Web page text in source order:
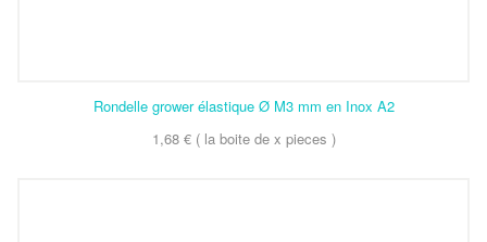
Rondelle grower élastique Ø M3 mm en Inox A2
1,68 € ( la boite de x pieces )